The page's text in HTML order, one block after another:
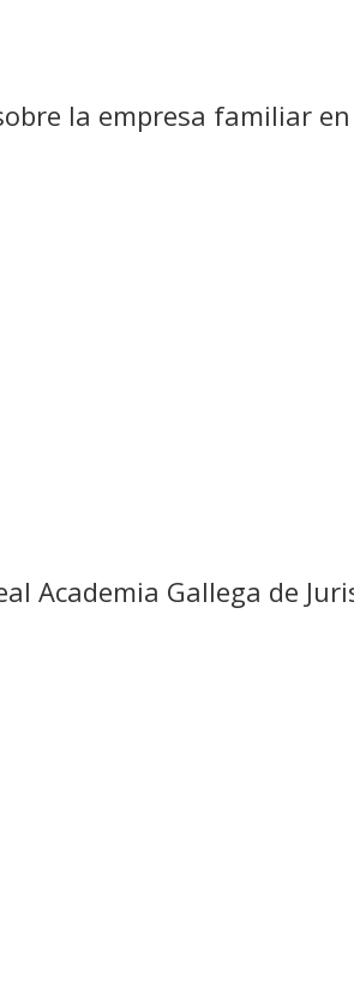
la empresa familiar
Academia Gallega de